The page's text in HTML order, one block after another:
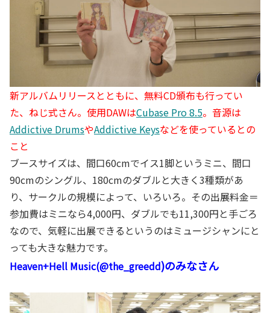
新アルバムリリースとともに、無料CD頒布も行ってい
た、ねじ式さん。使用DAWはCubase Pro 8.5。音源は
Addictive DrumsやAddictive Keysなどを使っているとの
こと
ブースサイズは、間口60cmでイス1脚というミニ、間口
90cmのシングル、180cmのダブルと大きく3種類があ
り、サークルの規模によって、いろいろ。その出展料金＝
参加費はミニなら4,000円、ダブルでも11,300円と手ごろ
なので、気軽に出展できるというのはミュージシャンにと
っても大きな魅力です。
Heaven+Hell Music(@the_greedd)のみなさん